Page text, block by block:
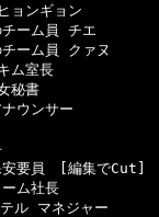
ョンギョン
ム員 チエ
ム員 クァヌ
室長
秘書
ンサー
　[編集でCut]
ム社長
ル マネジャー